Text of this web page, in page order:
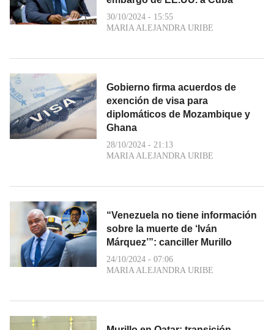
30/10/2024 - 15:55
MARIA ALEJANDRA URIBE
Gobierno firma acuerdos de
exención de visa para
diplomáticos de Mozambique y
Ghana
28/10/2024 - 21:13
MARIA ALEJANDRA URIBE
“Venezuela no tiene información
sobre la muerte de ‘Iván
Márquez’”: canciller Murillo
24/10/2024 - 07:06
MARIA ALEJANDRA URIBE